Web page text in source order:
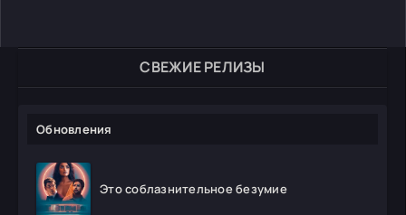
СВЕЖИЕ РЕЛИЗЫ
Обновления
Это соблазнительное безумие